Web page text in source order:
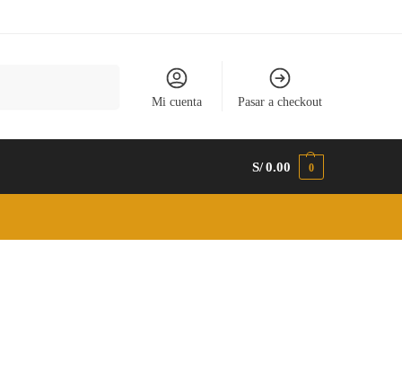
Mi cuenta Pasar a checkout
S/0.00 0